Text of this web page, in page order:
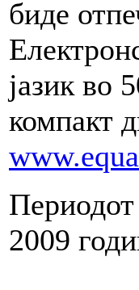
биде
јазик во
компакт
2009